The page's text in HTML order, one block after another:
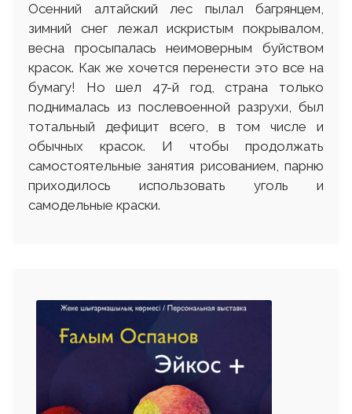
Осенний алтайский лес пылал багрянцем,
зимний снег лежал искристым покрывалом,
весна просыпалась неимоверным буйством
красок. Как же хочется перенести это все на
бумагу! Но шел 47-й год, страна только
поднималась из послевоенной разрухи, был
тотальный дефицит всего, в том числе и
обычных красок. И чтобы продолжать
самостоятельные занятия рисованием, парню
приходилось использовать уголь и
самодельные краски.